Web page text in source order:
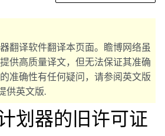
翻译软件翻译本页面。瞻博网络虽
供高质量译文，但无法保证其准确
准确性有任何疑问，请参阅英文版
供英文版.
划器的旧许可证